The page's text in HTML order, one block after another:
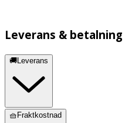
Leverans & betalning
🚚Leverans
🧺Fraktkostnad